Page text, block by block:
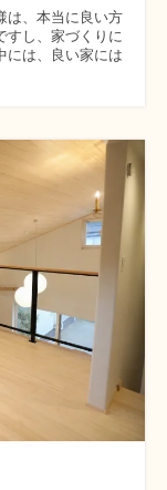
は、本当に良い方
すし、家づくりに
には、良い家には